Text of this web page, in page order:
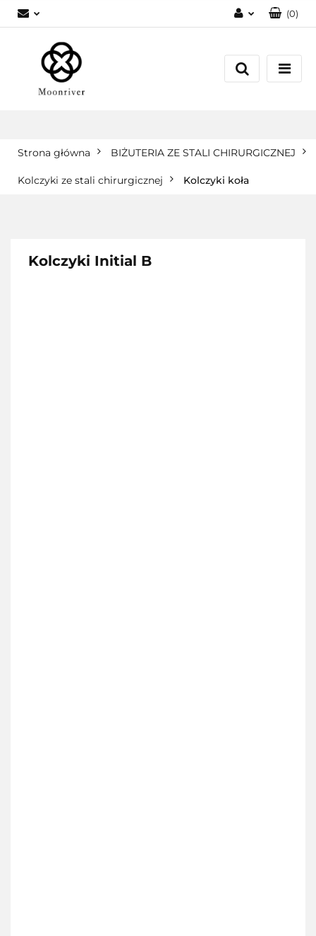
Zarejestruj się
(0)
Strona główna BIŻUTERIA ZE STALI CHIRURGICZNEJ
Kolczyki ze stali chirurgicznej Kolczyki koła
Kolczyki Initial B